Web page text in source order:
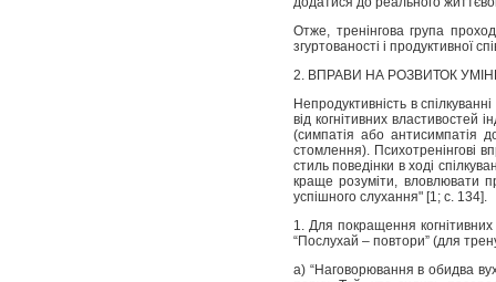
Отже, тренінгова група
згуртованості і продуктивної
2. ВПРАВИ НА РОЗВИТОК
Непродуктивність в
від когнітивних властивостей
(симпатія або антисимпатія
стомлення). Психотренінгові
стиль поведінки в ході
краще розуміти, вловлювати
успішного слухання" [1; с. 134].
1. Для покращення
“Послухай – повтори” (для
а) “Наговорювання в обидва